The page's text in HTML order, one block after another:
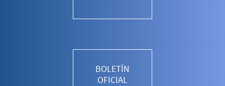
BOLETÍN
OFICIAL